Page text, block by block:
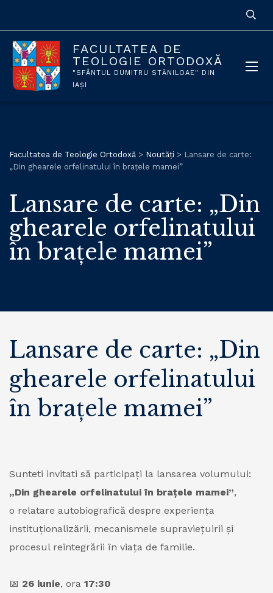
FACULTATEA DE
TEOLOGIE ORTODOXĂ
"SFÂNTUL DUMITRU STĂNILOAE" DIN
IAȘI
Facultatea de Teologie Ortodoxă > Noutăți > Lansare de carte:
„Din ghearele orfelinatului în brațele mamei”
Lansare de carte: „Din
ghearele orfelinatului
în brațele mamei”
Lansare de carte: „Din
ghearele orfelinatului
în brațele mamei”
Sunteti invitati să participați la lansarea volumului:
„Din ghearele orfelinatului în brațele mamei”,
o relatare autobiografică despre experiența
instituționalizării, mecanismele supraviețuirii și
procesul reintegrării în viața de familie.
📅 26 iunie, ora 17:30